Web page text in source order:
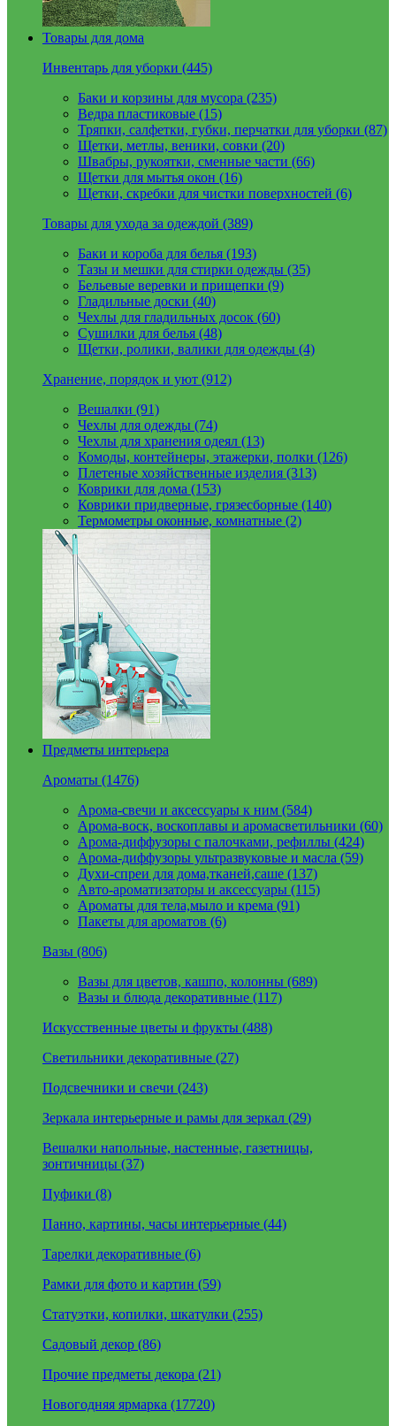
Товары для дома
Инвентарь для уборки (445)
Баки и корзины для мусора (235)
Ведра пластиковые (15)
Тряпки, салфетки, губки, перчатки для уборки (87)
Щетки, метлы, веники, совки (20)
Швабры, рукоятки, сменные части (66)
Щетки для мытья окон (16)
Щетки, скребки для чистки поверхностей (6)
Товары для ухода за одеждой (389)
Баки и короба для белья (193)
Тазы и мешки для стирки одежды (35)
Бельевые веревки и прищепки (9)
Гладильные доски (40)
Чехлы для гладильных досок (60)
Сушилки для белья (48)
Щетки, ролики, валики для одежды (4)
Хранение, порядок и уют (912)
Вешалки (91)
Чехлы для одежды (74)
Чехлы для хранения одеял (13)
Комоды, контейнеры, этажерки, полки (126)
Плетеные хозяйственные изделия (313)
Коврики для дома (153)
Коврики придверные, грязесборные (140)
Термометры оконные, комнатные (2)
Предметы интерьера
Ароматы (1476)
Арома-свечи и аксессуары к ним (584)
Арома-воск, воскоплавы и аромасветильники (60)
Арома-диффузоры с палочками, рефиллы (424)
Арома-диффузоры ультразвуковые и масла (59)
Духи-спреи для дома,тканей,саше (137)
Авто-ароматизаторы и аксессуары (115)
Ароматы для тела,мыло и крема (91)
Пакеты для ароматов (6)
Вазы (806)
Вазы для цветов, кашпо, колонны (689)
Вазы и блюда декоративные (117)
Искусственные цветы и фрукты (488)
Светильники декоративные (27)
Подсвечники и свечи (243)
Зеркала интерьерные и рамы для зеркал (29)
Вешалки напольные, настенные, газетницы,
зонтичницы (37)
Пуфики (8)
Панно, картины, часы интерьерные (44)
Тарелки декоративные (6)
Рамки для фото и картин (59)
Статуэтки, копилки, шкатулки (255)
Садовый декор (86)
Прочие предметы декора (21)
Новогодняя ярмарка (17720)